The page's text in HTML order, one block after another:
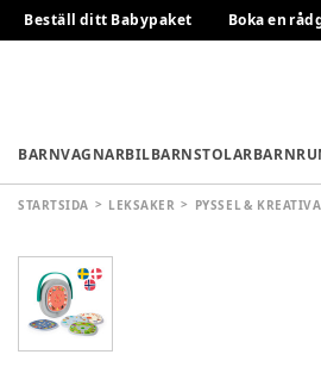
Beställ ditt Babypaket Boka en
BARNVAGNARBILBARNSTOLAR
STARTSIDA LEKSAKER PYSSEL &